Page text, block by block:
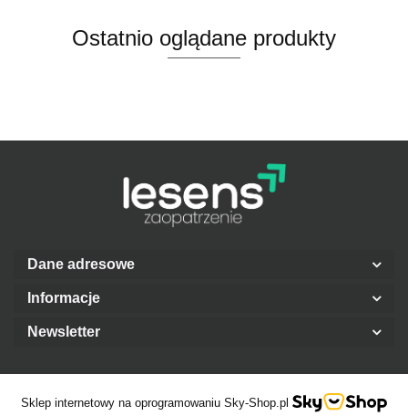
Ostatnio oglądane produkty
Dane adresowe
Informacje
Newsletter
Sklep internetowy na oprogramowaniu Sky-Shop.pl